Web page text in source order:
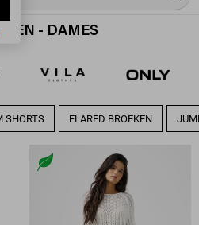
- DAMES
SHORTS FLARED BROEKEN